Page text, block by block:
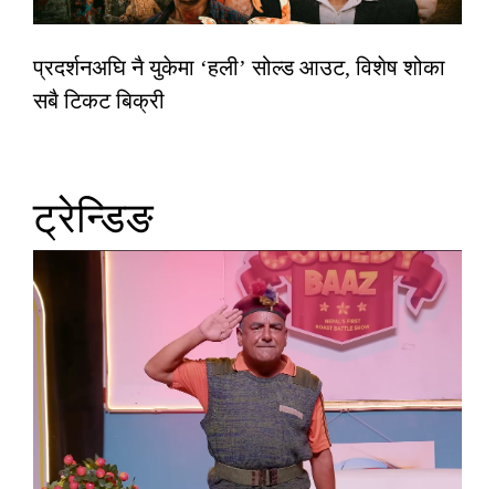
प्रदर्शनअघि नै युकेमा ‘हली’ सोल्ड आउट, विशेष शोका
सबै टिकट बिक्री
ट्रेन्डिङ